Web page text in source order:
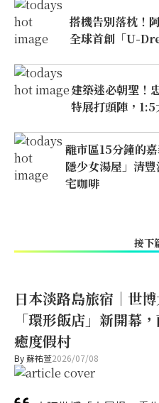
搭機告別落枕！
全球首創「U-
建築迷必朝聖！
特展打頭陣，
離市區15分鐘的
隱少女湯屋」清
宅咖啡
接下
日本淡路島旅宿｜世
「環形飯店」新開幕
癒度假村
By蘇祐萱2026/07/08